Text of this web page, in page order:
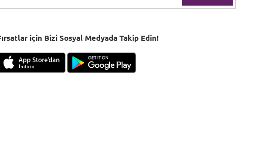
için Bizi Sosyal Medyada Takip Edin!